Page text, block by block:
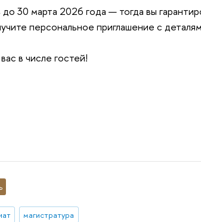
до 30 марта 2026 года — тогда вы
персональное приглашение с
в числе гостей!
магистратура